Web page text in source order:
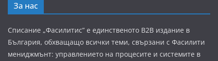
За нас
Списание „Фасилитис” е единственото B2B издание в
България, обхващащо всички теми, свързани с Фасилити
мениджмънт: управлението на процесите и системите в